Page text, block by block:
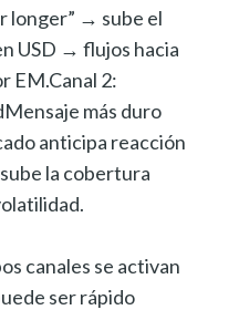
longer” → sube el
USD → flujos hacia
EM.Canal 2:
más duro
anticipa reacción
la cobertura
canales se activan
ser rápido